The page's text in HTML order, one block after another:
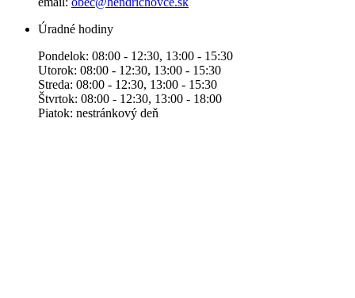
Úradné hodiny
Pondelok: 08:00 - 12:30, 13:00 - 15:30
Utorok: 08:00 - 12:30, 13:00 - 15:30
Streda: 08:00 - 12:30, 13:00 - 15:30
Štvrtok: 08:00 - 12:30, 13:00 - 18:00
Piatok: nestránkový deň